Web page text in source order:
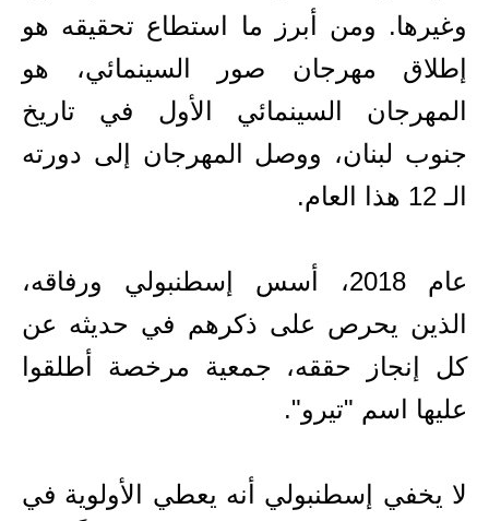
وغيرها. ومن
أبرز ما استطاع تحقيقه هو
إطلاق مهرجان صور السينمائي، هو
المهرجان السينمائي الأول في تاريخ
جنوب لبنان، ووصل المهرجان إلى دورته
الـ 12 هذا العام.
عام 2018، أسس إسطنبولي ورفاقه،
الذين يحرص على ذكرهم في حديثه عن
كل إنجاز حققه، جمعية مرخصة أطلقوا
عليها اسم "تيرو".
لا يخفي إسطنبولي أنه يعطي الأولوية في